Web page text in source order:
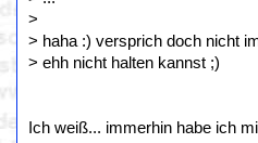
>
> haha :) versprich doch nicht
> ehh nicht halten kannst ;)
Ich weiß... immerhin habe ich